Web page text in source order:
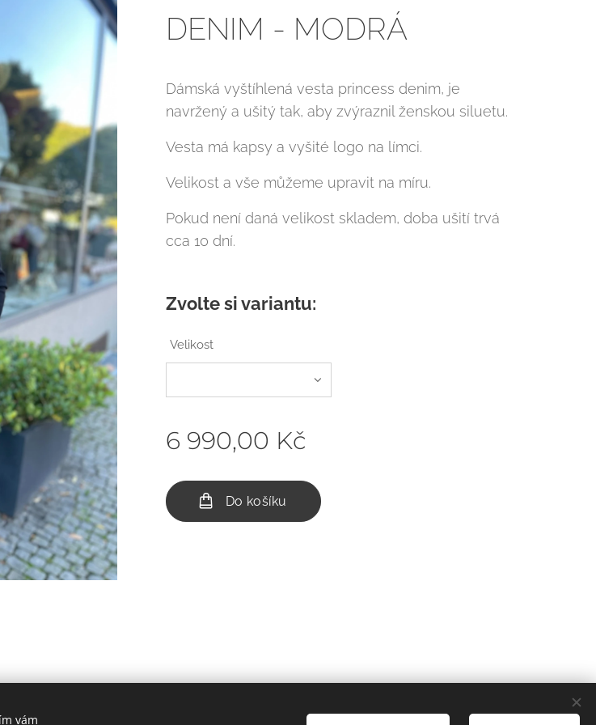
DENIM - MODRÁ
Dámská vyštíhlená vesta princess denim, je
navržený a ušitý tak, aby zvýraznil ženskou siluetu.
Vesta má kapsy a vyšité logo na límci.
Velikost a vše můžeme upravit na míru.
Pokud není daná velikost skladem, doba ušití trvá
cca 10 dní.
Zvolte si variantu:
Velikost
6 990,00 Kč
Do košíku
Všechna práva vyhrazena 2023
vám